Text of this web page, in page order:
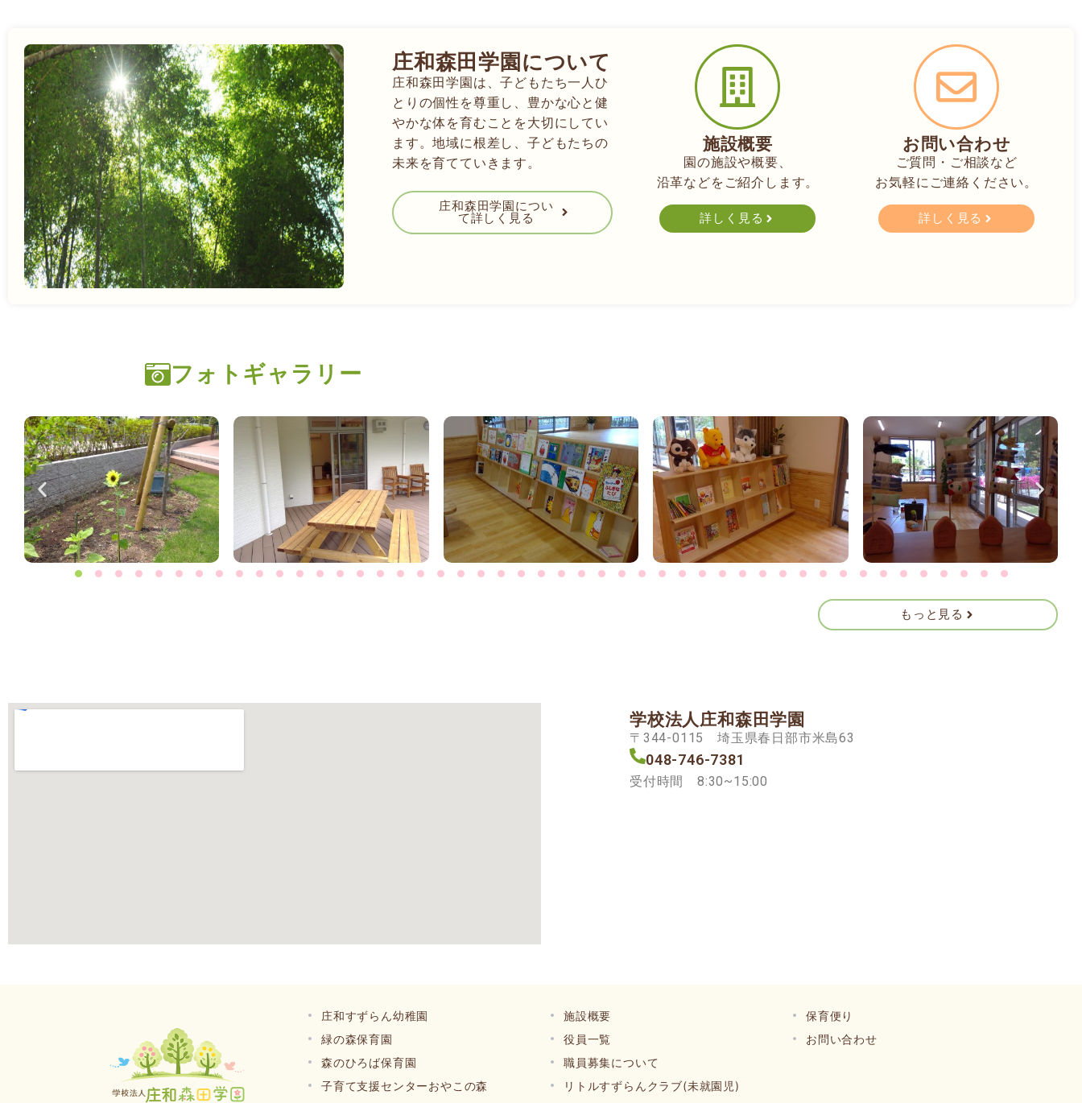
庄和森田学園について
庄和森田学園は、子どもたち一人ひ
とりの個性を尊重し、 豊かな心と健
やかな体を育むことを大切にしてい
ます。地域に根差し、子どもたちの
未来を育てていきます。
庄和森田学園につい
て詳しく見る
施設概要
園の施設や概要、
沿革などをご紹介します。
詳しく見る
お問い合わせ
ご質問・ご相談など
お気軽にご連絡ください。
詳しく見る
フォトギャラリー
もっと見る
学校法人庄和森田学園
〒344-0115 埼玉県春日部市米島63
048-746-7381
受付時間 8:30~15:00
庄和すずらん幼稚園
緑の森保育園
森のひろば保育園
子育て支援センターおやこの森
施設概要
役員一覧
職員募集について
リトルすずらんクラブ(未就園児)
保育便り
お問い合わせ